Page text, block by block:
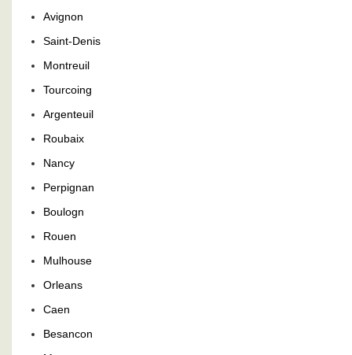
Avignon
Saint-Denis
Montreuil
Tourcoing
Argenteuil
Roubaix
Nancy
Perpignan
Boulogn
Rouen
Mulhouse
Orleans
Caen
Besancon